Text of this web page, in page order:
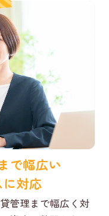
で幅広い
対応
管理まで幅広く対